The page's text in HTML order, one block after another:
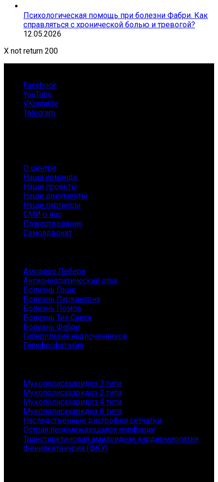
Психологическая помощь при болезни Фабри. Как
справляться с хронической болью и тревогой?
12.05.2026
X not return 200
Facebook
YouTube
VKontakte
Telegram
О центре
Наша команда
Наши проекты
Наши документы
Наши партнёры
СМИ о нас
Пожертвования
Самоадвокат
Амовроз Лебера
Ангионевратический отек
Болезнь Гоше
Болезнь Паркинсона
Болезнь Помпе
Болезнь Тея Сакса
Болезнь Фабри
Гиперплазия надпочечников
Гипофосфатазия
Мукополисахаридоз 1 типа
Мукополисахаридоз 2 типа
Мукополисахаридоз 4 типа
Мукополисахаридоз 6 типа
Наследственные дистрофии сетчатки
Острая перемежающаяся порфирия
Транстиретиновая амилоидная кардиомиопатия
Фенилкетонурия (ФКУ)